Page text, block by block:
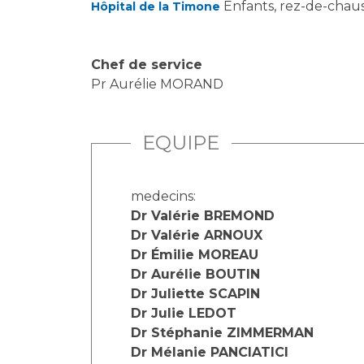
Hôpital de la Timone Enfants, rez-de-
Chef de service
Pr Aurélie MORAND
EQUIPE
medecins:
Dr Valérie BREMOND
Dr Valérie ARNOUX
Dr Émilie MOREAU
Dr Aurélie BOUTIN
Dr Juliette SCAPIN
Dr Julie LEDOT
Dr Stéphanie ZIMMERMAN
Dr Mélanie PANCIATICI